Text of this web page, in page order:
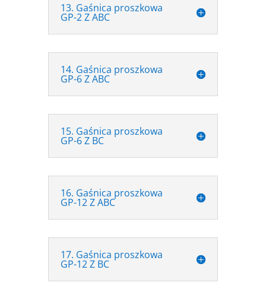
13. Gaśnica proszkowa
GP-2 Z ABC
14. Gaśnica proszkowa
GP-6 Z ABC
15. Gaśnica proszkowa
GP-6 Z BC
16. Gaśnica proszkowa
GP-12 Z ABC
17. Gaśnica proszkowa
GP-12 Z BC